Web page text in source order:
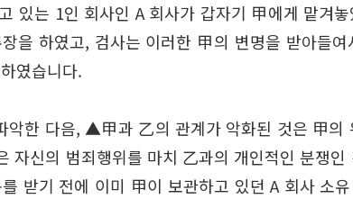
있는 1인 회사인 A 회사가 갑자기 甲에게 맡겨
을 하였고, 검사는 이러한 甲의 변명을 받아들
였습니다.
한 다음, ▲甲과 乙의 관계가 악화된 것은 甲의
신의 범죄행위를 마치 乙과의 개인적인 분쟁인
받기 전에 이미 甲이 보관하고 있던 A 회사 소